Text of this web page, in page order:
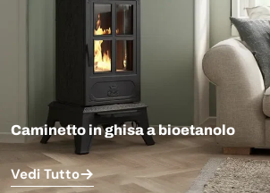
Caminetto in ghisa a bioetanolo
Vedi Tutto